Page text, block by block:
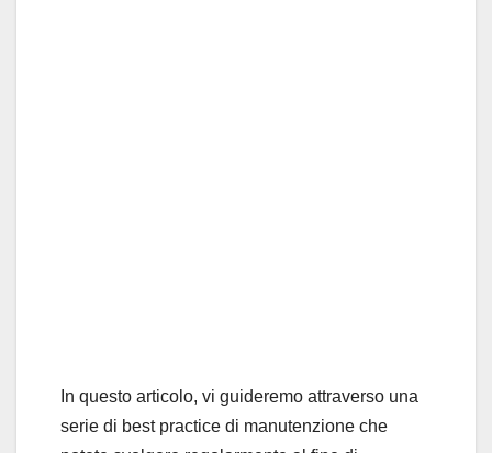
In questo articolo, vi guideremo attraverso una
serie di best practice di manutenzione che